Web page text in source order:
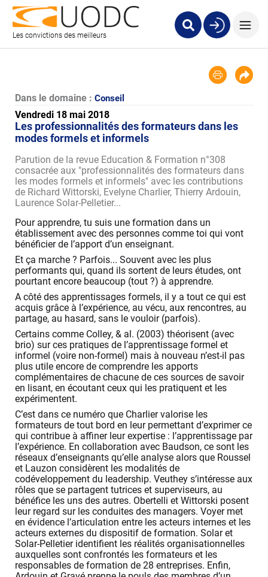
Les convictions des meilleurs
Dans le domaine : Conseil
Vendredi 18 mai 2018
Les professionnalités des formateurs dans les
modes formels et informels
Parution de la revue Education & Formation n°308
consacrée aux "professionnalités des formateurs dans
les modes formels et informels" avec les contributions
de Richard Wittorski, Evelyne Charlier, Thierry Ardouin,
Laurence Solar-Pelletier...
Pour apprendre, tu suis une formation dans un
établissement avec des personnes comme toi qui vont
bénéficier de l’apport d’un enseignant.
Et ça marche ? Parfois... Souvent avec les plus
performants qui, quand ils sortent de leurs études, ont
pourtant encore beaucoup (tout ?) à apprendre.
A côté des apprentissages formels, il y a tout ce qui est
acquis grâce à l’expérience, au vécu, aux rencontres, au
partage, au hasard, sans le vouloir (parfois).
Certains comme Colley, & al. (2003) théorisent (avec
brio) sur ces pratiques de l’apprentissage formel et
informel (voire non-formel) mais à nouveau n’est-il pas
plus utile encore de comprendre les apports
complémentaires de chacune de ces sources de savoir
en lisant, en écoutant ceux qui les pratiquent et les
expérimentent.
C’est dans ce numéro que Charlier valorise les
formateurs de tout bord en leur permettant d’exprimer ce
qui contribue à affiner leur expertise : l’apprentissage par
l’expérience. En collaboration avec Baudson, ce sont les
réseaux d’enseignants qu’elle analyse alors que Roussel
et Lauzon considèrent les modalités de
codéveloppement du leadership. Veuthey s’intéresse aux
rôles que se partagent tutrices et superviseurs, au
bénéfice les uns des autres. Obertelli et Wittorski posent
leur regard sur les conduites des managers. Voyer met
en évidence l’articulation entre les acteurs internes et les
acteurs externes du dispositif de formation. Solar et
Solar-Pelletier identifient les réalités organisationnelles
auxquelles sont confrontés les formateurs et les
responsables de formation de 28 entreprises. Enfin,